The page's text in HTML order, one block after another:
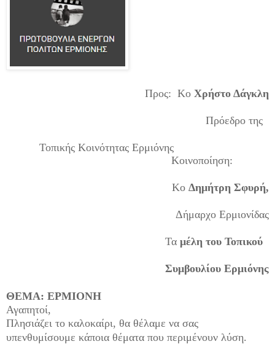
Προς: Κο Χρήστο Δάγκλη
Πρόεδρο της
Τοπικής Κοινότητας Ερμιόνης
Κοινοποίηση:
Κο Δημήτρη Σφυρή,
Δήμαρχο Ερμιονίδας
Τα μέλη του Τοπικού
Συμβουλίου Ερμιόνης
ΘΕΜΑ: ΕΡΜΙΟΝΗ
Αγαπητοί,
Πλησιάζει το καλοκαίρι, θα θέλαμε να σας
υπενθυμίσουμε κάποια θέματα που περιμένουν λύση.